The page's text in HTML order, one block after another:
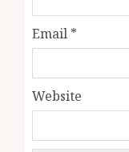
Email *
Website